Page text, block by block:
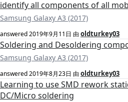
identify all components of all
Samsung Galaxy A3 (2017)
answered2019年9月11日 由 oldturkey03
Soldering and Desoldering
Samsung Galaxy A3 (2017)
answered2019年8月23日 由 oldturkey03
Learning to use SMD rework
DC/Micro soldering